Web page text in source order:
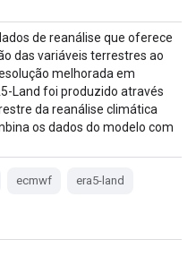
de reanálise que oferece
das variáveis terrestres ao
melhorada em
Land foi produzido através
da reanálise climática
os dados do modelo com
ecmwf era5-land